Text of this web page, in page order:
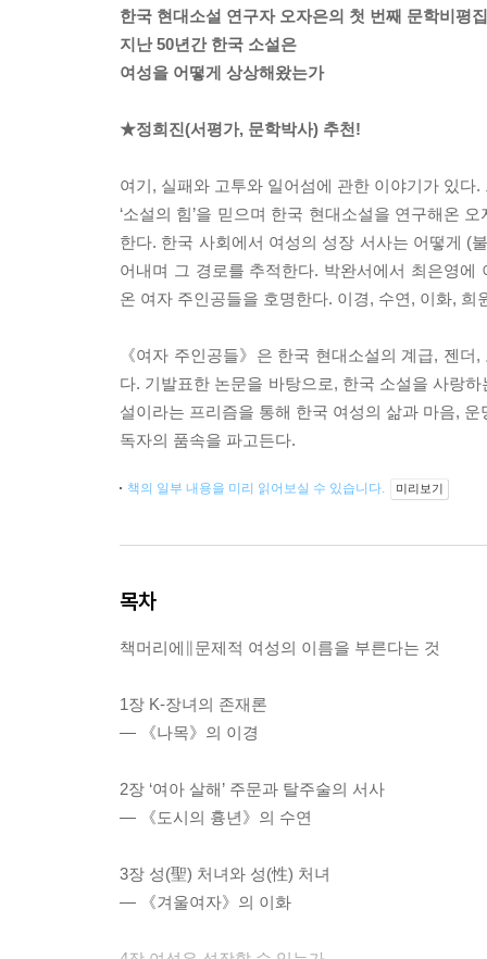
한국 현대소설 연구자 오자은의 첫 번째 문학비평집
지난 50년간 한국 소설은
여성을 어떻게 상상해왔는가
★정희진(서평가, 문학박사) 추천!
여기, 실패와 고투와 일어섬에 관한 이야기가 있
‘소설의 힘’을 믿으며 한국 현대소설을 연구해온
한다. 한국 사회에서 여성의 성장 서사는 어떻게 (
어내며 그 경로를 추적한다. 박완서에서 최은영
온 여자 주인공들을 호명한다. 이경, 수연, 이화,
《여자 주인공들》은 한국 현대소설의 계급, 젠
다. 기발표한 논문을 바탕으로, 한국 소설을 사랑
설이라는 프리즘을 통해 한국 여성의 삶과 마음,
독자의 품속을 파고든다.
책의 일부 내용을 미리 읽어보실 수 있습니다. 미리보기
목차
책머리에∥문제적 여성의 이름을 부른다는 것
1장 K-장녀의 존재론
― 《나목》의 이경
2장 ‘여아 살해’ 주문과 탈주술의 서사
― 《도시의 흉년》의 수연
3장 성(聖) 처녀와 성(性) 처녀
― 《겨울여자》의 이화